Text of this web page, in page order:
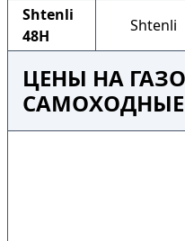
Shtenli
48H
Shtenli
ЦЕНЫ НА
САМОХОДНЫЕ